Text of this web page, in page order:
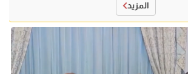
المزيد